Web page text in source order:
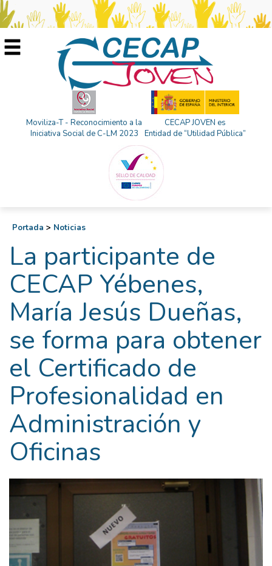
Moviliza-T - Reconocimiento a la
Iniciativa Social de C-LM 2023
CECAP JOVEN es
Entidad de “Utilidad Pública”
Portada > Noticias
La participante de
CECAP Yébenes,
María Jesús Dueñas,
se forma para obtener
el Certificado de
Profesionalidad en
Administración y
Oficinas